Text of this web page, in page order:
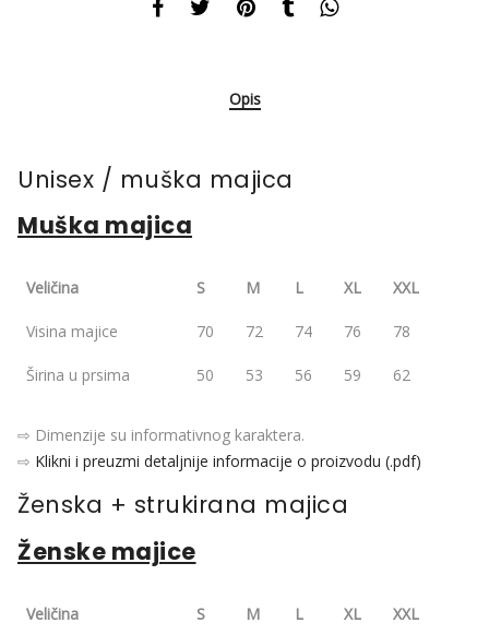
Opis
Unisex / muška majica
Muška majica
Veličina S M L XL XXL
Visina majice 70 72 74 76 78
Širina u prsima 50 53 56 59 62
⇨ Dimenzije su informativnog karaktera.
⇨ Klikni i preuzmi detaljnije informacije o proizvodu (.pdf)
Ženska + strukirana majica
Ženske majice
Veličina S M L XL XXL